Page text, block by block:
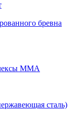
бревна
ММА
сталь)